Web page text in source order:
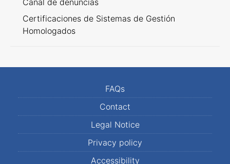
Canal de denuncias
Certificaciones de Sistemas de Gestión
Homologados
FAQs
Contact
Legal Notice
Privacy policy
Accessibility